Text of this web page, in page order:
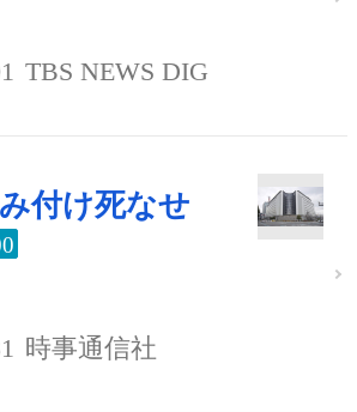
TBS NEWS DIG
付け死なせ
時事通信社